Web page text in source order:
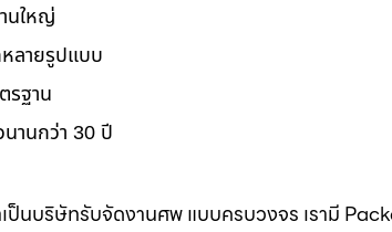
นใหญ่
ลายรูปแบบ
รฐาน
านกว่า 30 ปี
ป็นบริษัทรับจัดงานศพ แบบครบวงจร เรามี